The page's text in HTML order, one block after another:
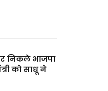
निकले भाजपा
को साधू ने